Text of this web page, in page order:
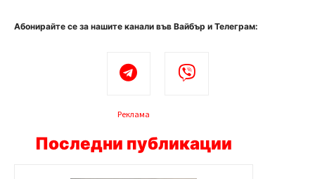
Абонирайте се за нашите канали във Вайбър и Телеграм:
Реклама
Последни публикации